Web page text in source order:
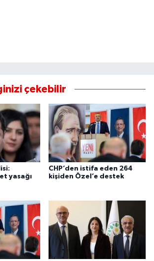
çekebilir
yasağı
CHP’den istifa eden 264
kişiden Özel’e destek